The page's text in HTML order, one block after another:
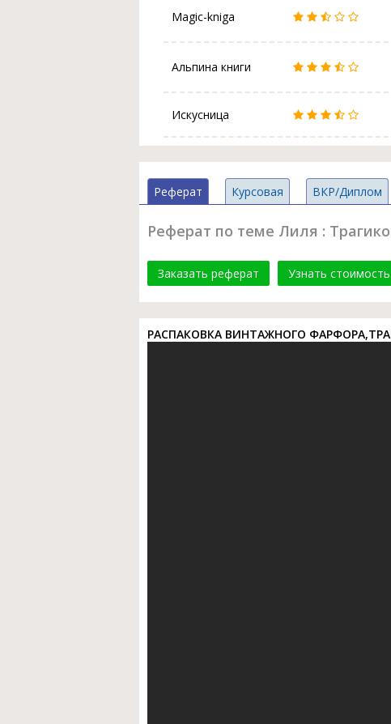
Magic-kniga
Альпина книги
Искусница
Реферат Курсовая ВКР/Диплом
Реферат по теме Лиля :
Заказать реферат Узнать стоимость
РАСПАКОВКА ВИНТАЖНОГО